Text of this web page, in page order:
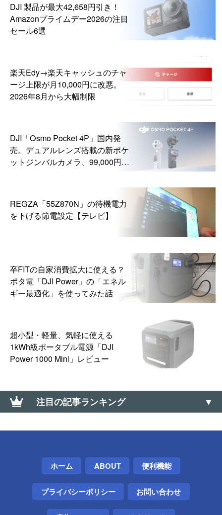
DJI 製品が最大42,658円引き！
Amazonプライムデー2026の注目
セール6選
楽天Edy→楽天キャッシュのチャ
ージ上限が月10,000円に改悪。
2026年8月から大幅制限
DJI「Osmo Pocket 4P」国内発
売。デュアルレンズ搭載の新ポケ
ットジンバルカメラ、99,000円か
REGZA「55Z870N」の待機電力
を下げる節電設定【テレビ】
卒FITの自家消費拡大に使える？
ポタ電「DJI Power」の「エネル
ギー最適化」を使ってみた話
超小型・軽量、気軽に使える
1kWh級ポータブル電源「DJI
Power 1000 Mini」レビュー
注目の記事ランキング
Telegramアカウントを削除する方法
を種明かししてみた
ホーム ABOUT 便利機能
プライバシーポリシー お問い合わせ